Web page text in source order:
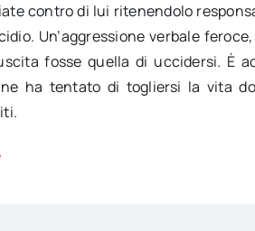
contro di lui ritenendolo
Un’aggressione verbale
fosse quella di uccidersi. È
ha tentato di togliersi la vita